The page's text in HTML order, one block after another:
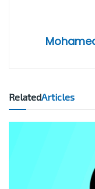
RelatedArticles